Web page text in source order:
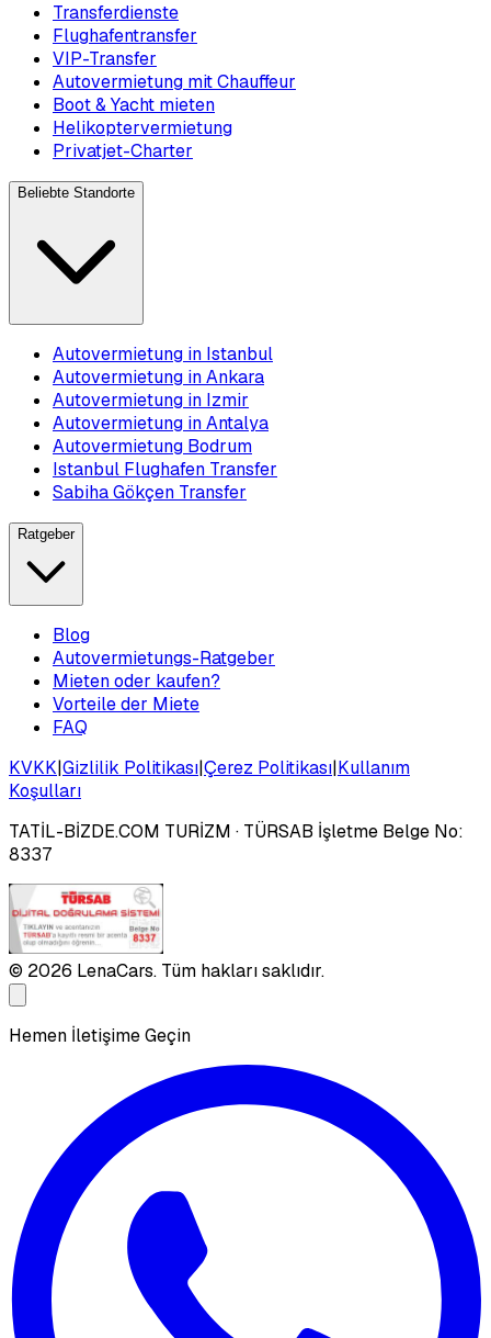
Transferdienste
Flughafentransfer
VIP-Transfer
Autovermietung mit Chauffeur
Boot & Yacht mieten
Helikoptervermietung
Privatjet-Charter
Beliebte Standorte
Autovermietung in Istanbul
Autovermietung in Ankara
Autovermietung in Izmir
Autovermietung in Antalya
Autovermietung Bodrum
Istanbul Flughafen Transfer
Sabiha Gökçen Transfer
Ratgeber
Blog
Autovermietungs-Ratgeber
Mieten oder kaufen?
Vorteile der Miete
FAQ
KVKK|Gizlilik Politikası|Çerez Politikası|Kullanım
Koşulları
TATİL-BİZDE.COM TURİZM · TÜRSAB İşletme Belge No:
8337
© 2026 LenaCars. Tüm hakları saklıdır.
Hemen İletişime Geçin